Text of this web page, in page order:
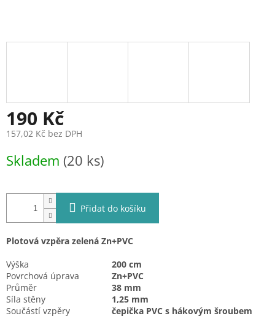
190 Kč
157,02 Kč bez DPH
cena:
Skladem (20 ks)
Přidat do košíku
Plotová vzpěra zelená Zn+PVC
Výška
200 cm
Povrchová úprava
Zn+PVC
Průměr
38 mm
Síla stěny
1,25 mm
Součástí vzpěry
čepička PVC s hákovým šroubem